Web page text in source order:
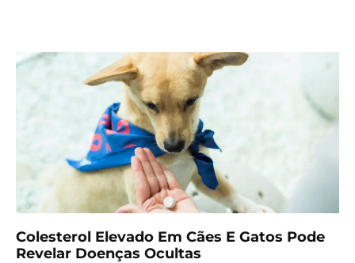
Colesterol Elevado Em Cães E Gatos Pode
Revelar Doenças Ocultas